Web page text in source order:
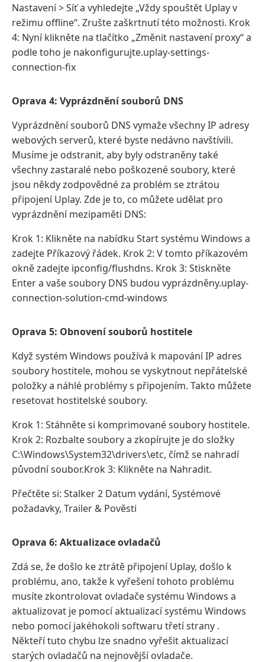
Nastavení > Síť a vyhledejte „Vždy spouštět Uplay v
režimu offline“. Zrušte zaškrtnutí této možnosti. Krok
4: Nyní klikněte na tlačítko „Změnit nastavení proxy“ a
podle toho je nakonfigurujte.uplay-settings-
connection-fix
Oprava 4: Vyprázdnění souborů DNS
Vyprázdnění souborů DNS vymaže všechny IP adresy
webových serverů, které byste nedávno navštívili.
Musíme je odstranit, aby byly odstraněny také
všechny zastaralé nebo poškozené soubory, které
jsou někdy zodpovědné za problém se ztrátou
připojení Uplay. Zde je to, co můžete udělat pro
vyprázdnění mezipaměti DNS:
Krok 1: Klikněte na nabídku Start systému Windows a
zadejte Příkazový řádek. Krok 2: V tomto příkazovém
okně zadejte ipconfig/flushdns. Krok 3: Stiskněte
Enter a vaše soubory DNS budou vyprázdněny.uplay-
connection-solution-cmd-windows
Oprava 5: Obnovení souborů hostitele
Když systém Windows používá k mapování IP adres
soubory hostitele, mohou se vyskytnout nepřátelské
položky a náhlé problémy s připojením. Takto můžete
resetovat hostitelské soubory.
Krok 1: Stáhněte si komprimované soubory hostitele.
Krok 2: Rozbalte soubory a zkopírujte je do složky
C:\Windows\System32\drivers\etc, čímž se nahradí
původní soubor.Krok 3: Klikněte na Nahradit.
Přečtěte si: Stalker 2 Datum vydání, Systémové
požadavky, Trailer & Pověsti
Oprava 6: Aktualizace ovladačů
Zdá se, že došlo ke ztrátě připojení Uplay, došlo k
problému, ano, takže k vyřešení tohoto problému
musíte zkontrolovat ovladače systému Windows a
aktualizovat je pomocí aktualizací systému Windows
nebo pomocí jakéhokoli softwaru třetí strany .
Někteří tuto chybu lze snadno vyřešit aktualizací
starých ovladačů na nejnovější ovladače.